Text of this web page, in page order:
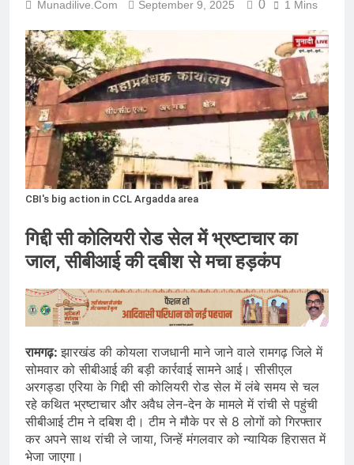
Munadilive.com September 9, 2025 0 1 Mins
CBI's big action in CCL Argadda area
गिद्दी सी कोलियरी रोड सेल में भ्रष्टाचार का
जाल, सीबीआई की दबीश से मचा हड़कंप
रामगढ़:झारखंड की कोयला राजधानी माने जाने वाले रामगढ़ जिले में
सोमवार को सीबीआई की बड़ी कार्रवाई सामने आई। सीसीएल
अरगड्डा एरिया के गिद्दी सी कोलियरी रोड सेल में लंबे समय से चल
रहे कथित भ्रष्टाचार और अवैध लेन-देन के मामले में रांची से पहुंची
सीबीआई टीम ने दबिश दी। टीम ने मौके पर से 8 लोगों को गिरफ्तार
कर अपने साथ रांची ले जाया, जिन्हें मंगलवार को न्यायिक हिरासत में
भेजा जाएगा।